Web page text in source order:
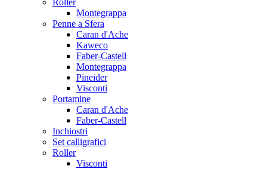
Roller
Montegrappa
Penne a Sfera
Caran d'Ache
Kaweco
Faber-Castell
Montegrappa
Pineider
Visconti
Portamine
Caran d'Ache
Faber-Castell
Inchiostri
Set calligrafici
Roller
Visconti